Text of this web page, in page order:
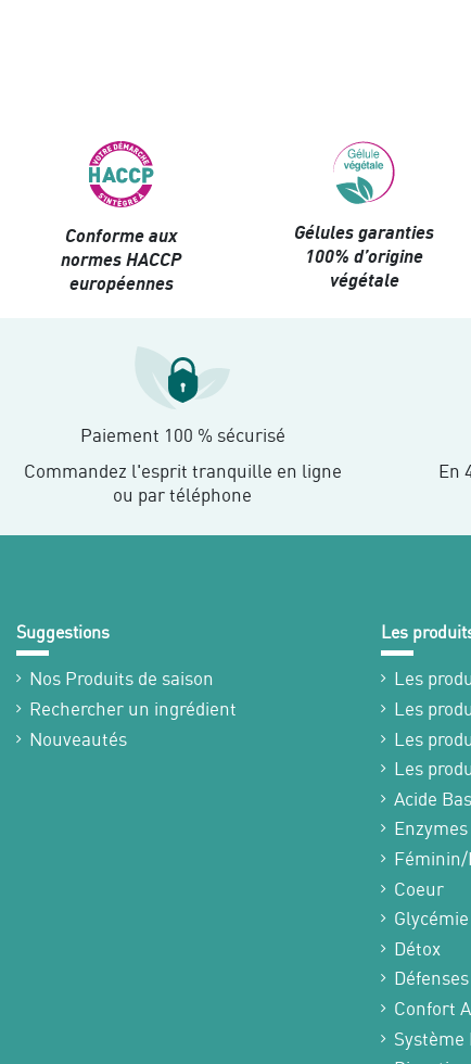
Conforme aux
normes HACCP
européennes
Gélules garanties
100% d’origine
végétale
Paiement 100 % sécurisé
Commandez l'esprit tranquille en ligne
ou par téléphone
En
Suggestions
Nos Produits de saison
Rechercher un ingrédient
Nouveautés
Les
Les
Les
Les
Les
Acide
Enzymes
Coeur
Glycémie
Détox
Confort
Système